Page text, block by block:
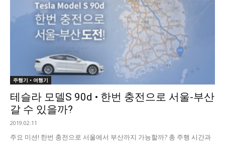
주행기 • 여행기
테슬라 모델S 90d • 한번 충전으로 서울-부산
갈 수 있을까?
2019.02.11
주요 미션! 한번 충전으로 서울에서 부산까지 가능할까? 총 주행 시간과